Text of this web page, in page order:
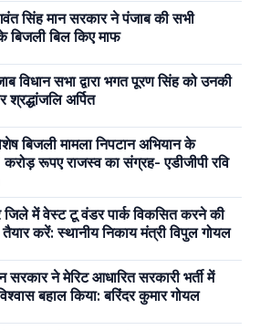
सिंह मान सरकार ने पंजाब की सभी
बिजली बिल किए माफ
विधान सभा द्वारा भगत पूरण सिंह को उनकी
श्रद्धांजलि अर्पित
बिजली मामला निपटान अभियान के
रूपए राजस्व का संग्रह- एडीजीपी रवि
जिले में वेस्ट टू वंडर पार्क विकसित करने की
तैयार करें: स्थानीय निकाय मंत्री विपुल गोयल
सरकार ने मेरिट आधारित सरकारी भर्ती में
बहाल किया: बरिंदर कुमार गोयल